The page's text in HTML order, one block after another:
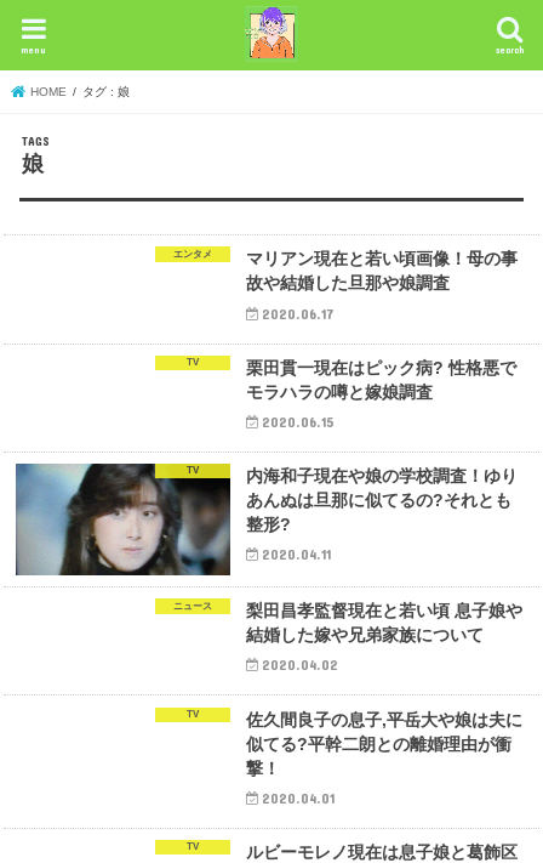
search
menu
HOME タグ : 娘
娘
エンタメ
マリアン現在と若い頃画像！母の事
故や結婚した旦那や娘調査
2020.06.17
TV
栗田貫一現在はピック病? 性格悪で
モラハラの噂と嫁娘調査
2020.06.15
TV
内海和子現在や娘の学校調査！ゆり
あんぬは旦那に似てるの?それとも
整形?
2020.04.11
ニュース
梨田昌孝監督現在と若い頃 息子娘や
結婚した嫁や兄弟家族について
2020.04.02
TV
佐久間良子の息子,平岳大や娘は夫に
似てる?平幹二朗との離婚理由が衝
撃！
2020.04.01
TV
ルビーモレノ現在は息子娘と葛飾区